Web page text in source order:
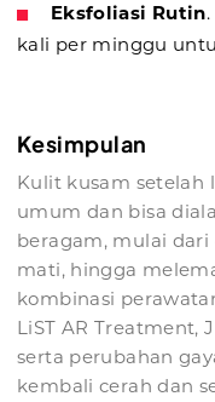
Eksfoliasi Rutin
kali per minggu
Kesimpulan
Kulit kusam setelah
umum dan bisa
beragam, mulai
mati, hingga
kombinasi
LiST AR Treatment,
serta perubahan
kembali cerah dan